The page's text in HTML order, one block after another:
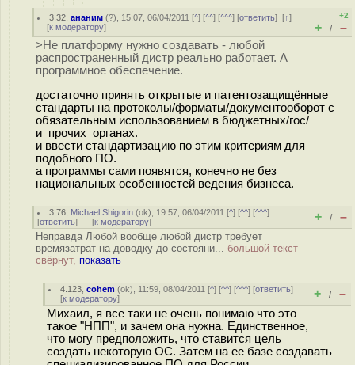
3.32 ,ананим (?), 15:07, 06/04/2011 [^] [^^] [^^^] [ответить][↑]
[к модератору]
+2
+ / –
>Не платформу нужно создавать - любой
распространенный дистр реально работает. А
программное обеспечение.
достаточно принять открытые и патентозащищённые
стандарты на протоколы/форматы/документооборот с
обязательным использованием в бюджетных/гос/
и_прочих_органах.
и ввести стандартизацию по этим критериям для
подобного ПО.
а программы сами появятся, конечно не без
национальных особенностей ведения бизнеса.
3.76 Michael Shigorin (ok), 19:57, 06/04/2011 [^] [^^] [^^^]
[ответить] [к модератору] + / –
Неправда Любой вообще любой дистр требует
времязатрат на доводку до состояни... большой текст
свёрнут, показать
4.123 ,cohem (ok), 11:59, 08/04/2011 [^] [^^] [^^^] [ответить]
[к модератору] + / –
Михаил, я все таки не очень понимаю что это
такое "НПП", и зачем она нужна. Единственное,
что могу предположить, что ставится цель
создать некоторую ОС. Затем на ее базе создавать